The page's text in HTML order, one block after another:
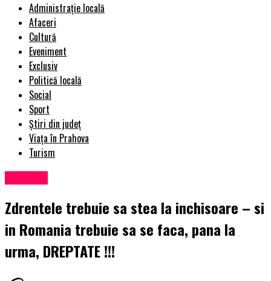
Administrație locală
Afaceri
Cultură
Eveniment
Exclusiv
Politică locală
Social
Sport
Știri din județ
Viața în Prahova
Turism
Zdrentele trebuie sa stea la inchisoare – si
in Romania trebuie sa se faca, pana la
urma, DREPTATE !!!